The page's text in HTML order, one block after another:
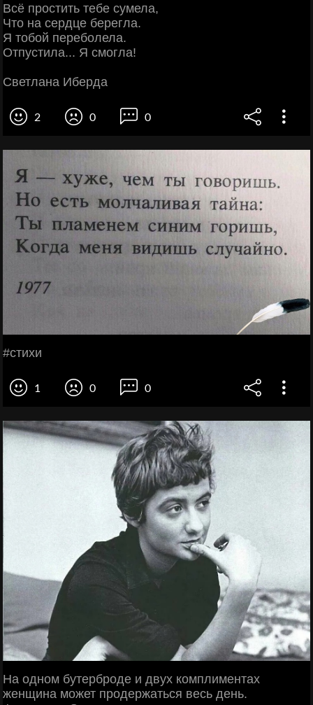
Всё простить тебе сумела,
Что на сердце берегла.
Я тобой переболела.
Отпустила... Я смогла!
Светлана Иберда
2 0 0
#стихи
1 0 0
На одном бутерброде и двух комплиментах
женщина может продержаться весь день.